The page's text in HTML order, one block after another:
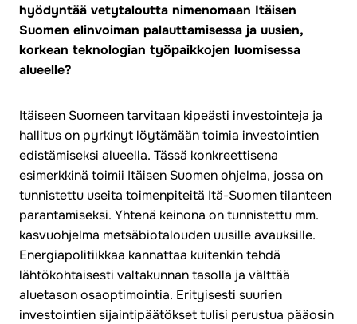
hyödyntää vetytaloutta nimenomaan Itäisen
Suomen elinvoiman palauttamisessa ja uusien,
korkean teknologian työpaikkojen luomisessa
alueelle?
Itäiseen Suomeen tarvitaan kipeästi investointeja ja
hallitus on pyrkinyt löytämään toimia investointien
edistämiseksi alueella. Tässä konkreettisena
esimerkkinä toimii Itäisen Suomen ohjelma, jossa on
tunnistettu useita toimenpiteitä Itä-Suomen tilanteen
parantamiseksi. Yhtenä keinona on tunnistettu mm.
kasvuohjelma metsäbiotalouden uusille avauksille.
Energiapolitiikkaa kannattaa kuitenkin tehdä
lähtökohtaisesti valtakunnan tasolla ja välttää
aluetason osaoptimointia. Erityisesti suurien
investointien sijaintipäätökset tulisi perustua pääosin